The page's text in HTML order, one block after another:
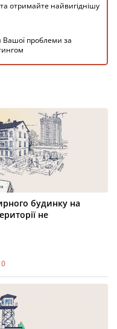
отримайте найвигіднішу
проблеми за
будинку на
не
0